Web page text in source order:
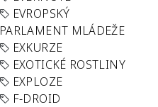
EVROPSKÝ
PARLAMENT MLÁDEŽE
EXKURZE
EXOTICKÉ ROSTLINY
EXPLOZE
F-DROID